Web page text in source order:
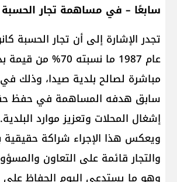
سابعًا – في مساهمة تجار الحسبة
تجدر الإشارة إلى أن تجار الحسبة
عام 1987 ما نسبته 70%
مباشرة لصالح بلدية صيدا، وذلك
سابق هدفه المساهمة في حفظ
إشغال المحلات وتعزيز موارد البلدية.
ويعكس هذا الإجراء شراكة حقيقية
والتجار قائمة على التعاون
وهو ما يستدعي اليوم الحفاظ على